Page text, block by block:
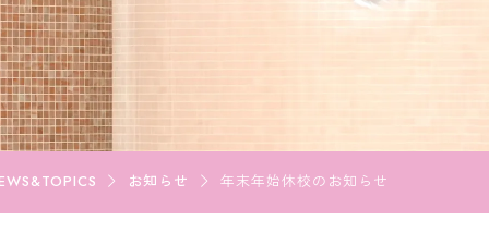
お知らせ 年末年始休校のお知らせLINE登録